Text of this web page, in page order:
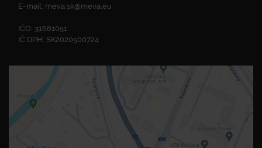
E-mail: meva.sk@meva.eu
IČO: 31681051
IČ DPH: SK2020500724